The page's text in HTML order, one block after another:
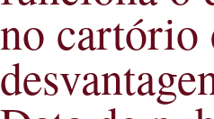
no cartório